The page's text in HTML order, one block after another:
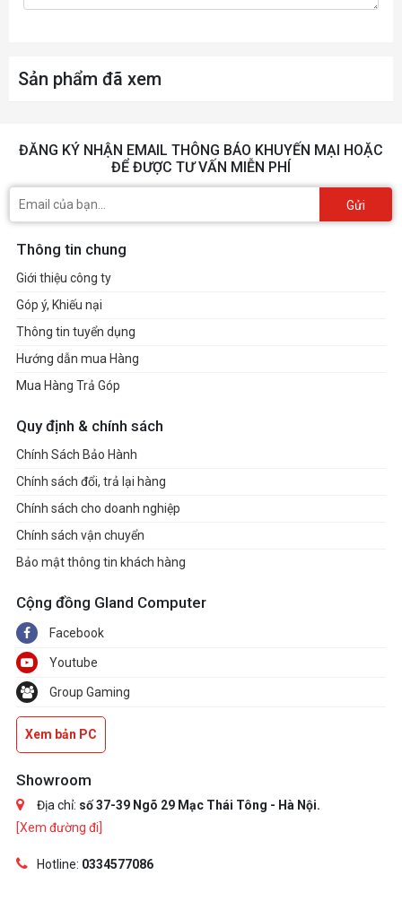
Sản phẩm đã xem
ĐĂNG KÝ NHẬN EMAIL THÔNG BÁO KHUYẾN MẠI HOẶC
ĐỂ ĐƯỢC TƯ VẤN MIỄN PHÍ
Gửi
Thông tin chung
Giới thiệu công ty
Góp ý, Khiếu nại
Thông tin tuyển dụng
Hướng dẫn mua Hàng
Mua Hàng Trả Góp
Quy định & chính sách
Chính Sách Bảo Hành
Chính sách đổi, trả lại hàng
Chính sách cho doanh nghiệp
Chính sách vận chuyển
Bảo mật thông tin khách hàng
Cộng đồng Gland Computer
Facebook
Youtube
Group Gaming
Xem bản PC
Showroom
Địa chỉ: số 37-39 Ngõ 29 Mạc Thái Tông - Hà Nội.
[Xem đường đi]
Hotline: 0334577086